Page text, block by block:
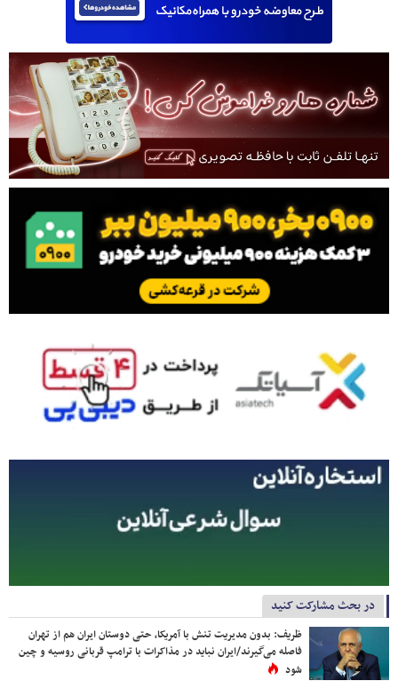
در بحث مشارکت کنید
ظریف: بدون مدیریت تنش با آمریکا، حتی دوستان ایران هم از تهران
فاصله می‌گیرند/ایران نباید در مذاکرات با ترامپ قربانی روسیه و چین
شود